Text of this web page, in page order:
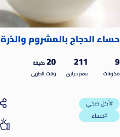
حساء الدجاج بالمشروم والذرة
9
مكونات
211
سعر حرارى
20 دقيقة
وقت الطهى
أكل صحي#
حساء#